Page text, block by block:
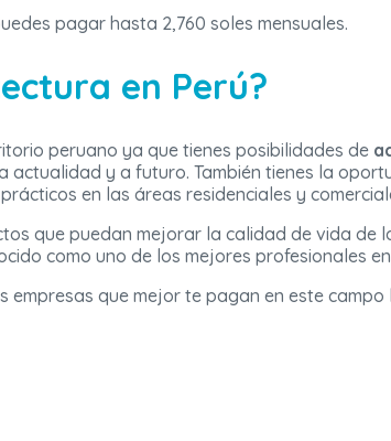
pagar hasta 2,760 soles mensuales.
en Perú?
peruano ya que tienes posibilidades de
actualidad y a futuro. También tienes la
en las áreas residenciales y
que puedan mejorar la calidad de vida de
como uno de los mejores profesionales
empresas que mejor te pagan en este